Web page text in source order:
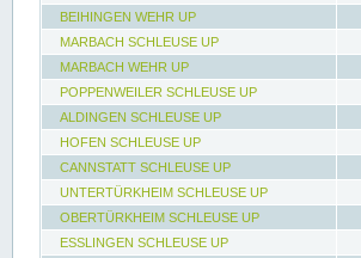
BEIHINGEN WEHR UP
MARBACH SCHLEUSE UP
MARBACH WEHR UP
POPPENWEILER SCHLEUSE UP
ALDINGEN SCHLEUSE UP
HOFEN SCHLEUSE UP
CANNSTATT SCHLEUSE UP
UNTERTÜRKHEIM SCHLEUSE UP
OBERTÜRKHEIM SCHLEUSE UP
ESSLINGEN SCHLEUSE UP